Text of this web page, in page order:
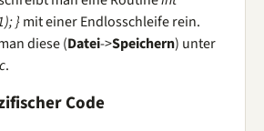
}mit einer Endlosschleife rein.
diese (Datei->Speichern) unter
.
Code